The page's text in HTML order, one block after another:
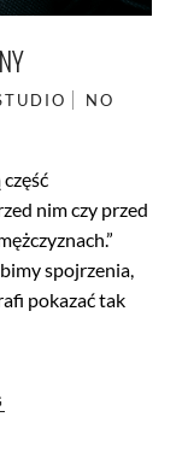
NO
nim czy przed
spojrzenia,
pokazać tak